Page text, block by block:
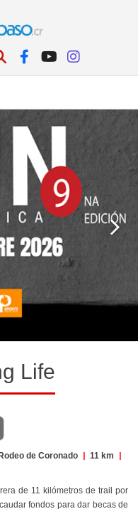
Life
de Coronado | 11 km
|
de 11 kilómetros de trail por
fondos para dar becas de